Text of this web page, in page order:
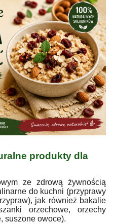
produkty dla
ze zdrową żywnością
do kuchni (przyprawy
jak również bakalie
orzechowe, orzechy
suszone owoce).